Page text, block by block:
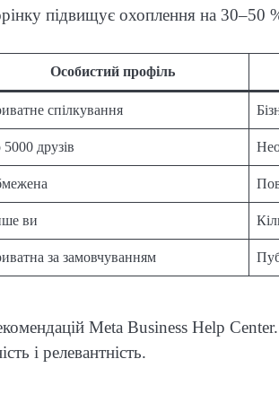
підвищує охоплення на 30–50
Особистий профіль
спілкування
друзів
ви
за замовчуванням
Meta Business Help
і релевантність.